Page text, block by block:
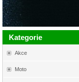
Kategorie
Akce
Moto